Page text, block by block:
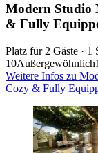
Modern Studio
& Fully
Platz für 2 Gäste · 1
10Außergewöhnlich
Weitere Infos zu
Cozy & Fully